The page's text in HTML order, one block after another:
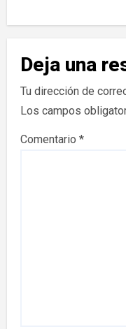
Deja una
Tu dirección de
Los campos
Comentario *